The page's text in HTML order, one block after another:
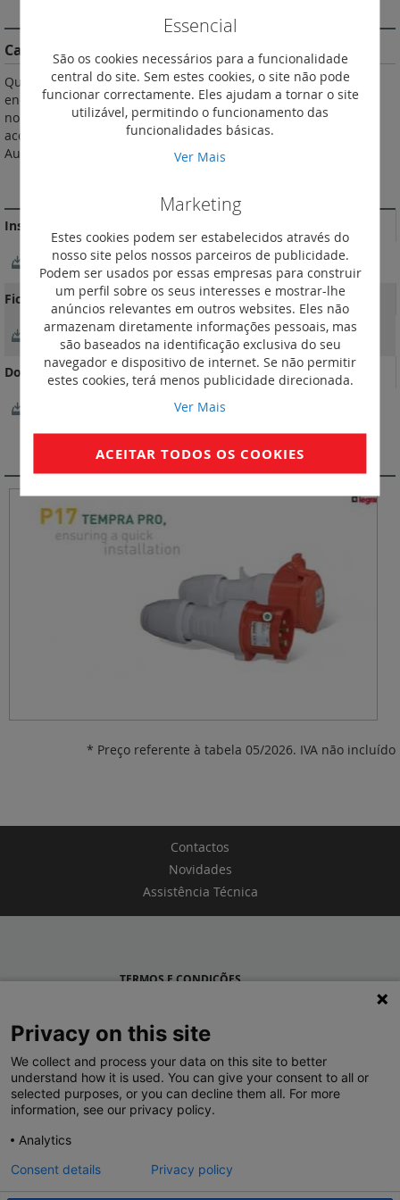
Características do Produto
Quadros monotomadas equipados P17 com interruptor e
encravamento 16 a 63 A. IP 44, IP 55 e IP 66 de acordo com a
norma EN 60529 • IK 08 de acordo com a norma EN 62262 • De
acordo com a norma EN 60439-1 • Fornecido sem bucins •
Autoextinguibilidade: 650 °C. Com calha DIN.
Instruções de instalação e documentos relacionados
NotíciaTécnica_250046003
Fichas Técnicas
FichaTécnica_F00140EN-05
Documentação Comercial
VIDEOS
* Preço referente à tabela 05/2026. IVA não incluído
Contactos
Novidades
Assistência Técnica
Essencial
São os cookies necessários para a funcionalidade
central do site. Sem estes cookies, o site não pode
funcionar correctamente. Eles ajudam a tornar o site
utilizável, permitindo o funcionamento das
funcionalidades básicas.
Ver Mais
Marketing
Estes cookies podem ser estabelecidos através do
nosso site pelos nossos parceiros de publicidade.
Podem ser usados por essas empresas para construir
um perfil sobre os seus interesses e mostrar-lhe
anúncios relevantes em outros websites. Eles não
armazenam diretamente informações pessoais, mas
são baseados na identificação exclusiva do seu
navegador e dispositivo de internet. Se não permitir
estes cookies, terá menos publicidade direcionada.
Ver Mais
ACEITAR TODOS OS COOKIES
TERMOS E CONDIÇÕES
LEGRAND PORTUGAL
GRUPO LEGRAND NO MUNDO
Privacy on this site
We collect and process your data on this site to better
understand how it is used. You can give your consent to all or
selected purposes, or you can decline them all. For more
information, see our privacy policy.
Analytics
Consent details
Privacy policy